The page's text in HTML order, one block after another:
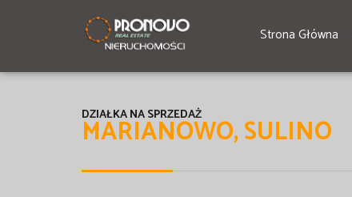
Strona Główna
MARIANOWO, SULINO
DZIAŁKA NA SPRZEDAŻ